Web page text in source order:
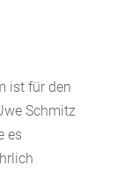
ist für den
Schmitz
es